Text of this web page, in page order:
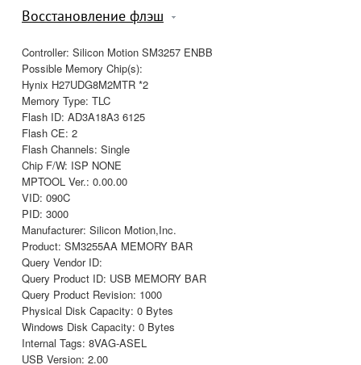
Восстановление флэш
Controller: Silicon Motion SM3257 ENBB
Possible Memory Chip(s):
Hynix H27UDG8M2MTR *2
Memory Type: TLC
Flash ID: AD3A18A3 6125
Flash CE: 2
Flash Channels: Single
Chip F/W: ISP NONE
MPTOOL Ver.: 0.00.00
VID: 090C
PID: 3000
Manufacturer: Silicon Motion,Inc.
Product: SM3255AA MEMORY BAR
Query Vendor ID:
Query Product ID: USB MEMORY BAR
Query Product Revision: 1000
Physical Disk Capacity: 0 Bytes
Windows Disk Capacity: 0 Bytes
Internal Tags: 8VAG-ASEL
USB Version: 2.00